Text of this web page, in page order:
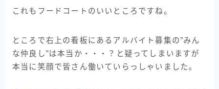
これもフードコートのいいところですね。
ところで右上の看板にあるアルバイト募集の”みん
な仲良し”は本当か・・・？と疑ってしまいますが
本当に笑顔で皆さん働いていらっしゃいました。